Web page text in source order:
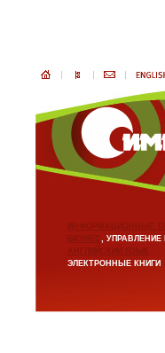
ИНФОРМАЦИОННЫЕ
БИЗНЕС, УПРАВЛЕНИЕ
АНГЛИЙСКИЙ ЯЗЫК
ЭЛЕКТРОННЫЕ КНИГИ